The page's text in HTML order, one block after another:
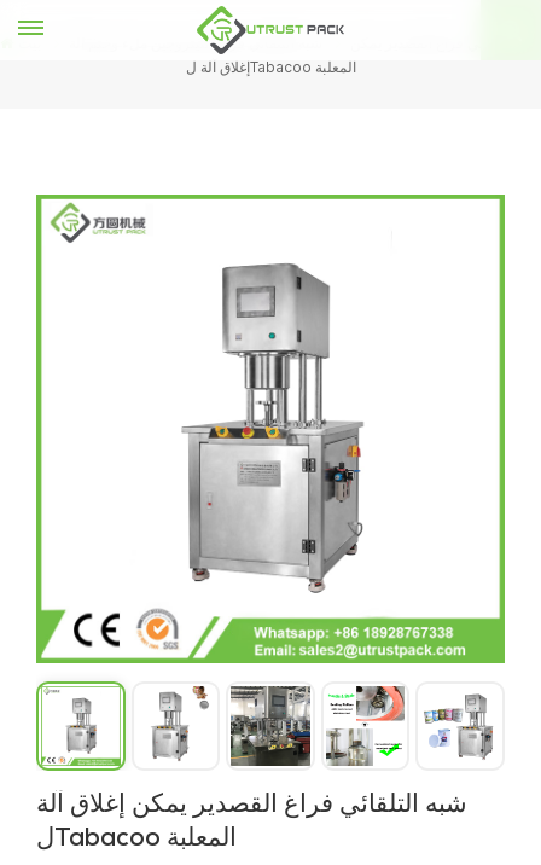
شبه التلقائي فراغ النيتروجين ملء وختم آلة
إغلاق آلة لTabacoo المعلبة
شبه التلقائي فراغ القصدير يمكن إغلاق آلة
لTabacoo المعلبة